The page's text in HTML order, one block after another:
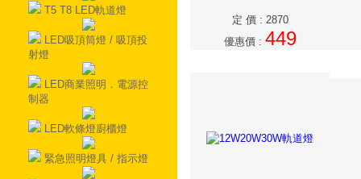
T5 T8 LED軌道燈
LED吸頂筒燈 / 吸頂投
射燈
LED商業照明．電源控
制器
LED軟條燈廚櫃燈
緊急照明燈具 / 指示燈
定 價: 2870
優惠價: 449